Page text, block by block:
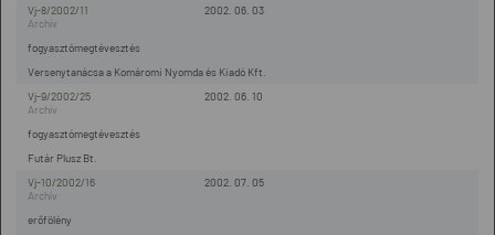
2002. 06. 03
Vj-8/2002/11
Versenytanácsa a Komáromi Nyomda és Kiadó Kft.
fogyasztómegtévesztés
2002. 06. 10
Vj-9/2002/25
Futár Plusz Bt.
fogyasztómegtévesztés
2002. 07. 05
Vj-10/2002/16
erőfölény